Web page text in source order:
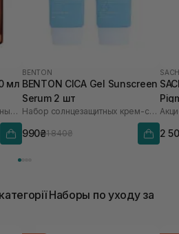
мл
Осветляющий, антиоксидантный и омолаживающий набор
BENTON
BENTON CICA Gel Sunscreen
Serum 2 шт
Набор солнцезащитных крем-сывороток
990₴1 840₴ 2
Наборы по уходу за